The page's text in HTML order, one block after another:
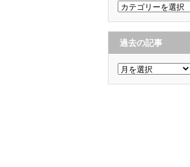
カ
テ
ゴ
リ
ー
過去の記事
過
去
の